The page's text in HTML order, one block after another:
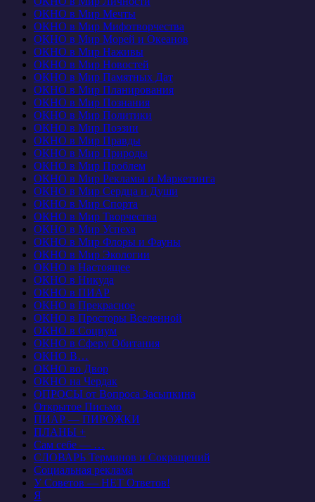
ОКНО в Мир Мечты
ОКНО в Мир Мифотворчества
ОКНО в Мир Морей и Океанов
ОКНО в Мир Наживы
ОКНО в Мир Новостей
ОКНО в Мир Памятных Дат
ОКНО в Мир Планирования
ОКНО в Мир Познания
ОКНО в Мир Политики
ОКНО в Мир Поэзии
ОКНО в Мир Правды
ОКНО в Мир Природы
ОКНО в Мир Проблем
ОКНО в Мир Рекламы и Маркетинга
ОКНО в Мир Сердца и Души
ОКНО в Мир Спорта
ОКНО в Мир Творчества
ОКНО в Мир Успеха
ОКНО в Мир Флоры и Фауны
ОКНО в Мир Экологии
ОКНО в Настоящее
ОКНО в Никуда
ОКНО в ПИАР
ОКНО в Прекрасное
ОКНО в Просторы Вселенной
ОКНО в Социум
ОКНО в Сферу Обитания
ОКНО В…
ОКНО во Двор
ОКНО на Чердак
ОПРОСЫ от Вопроса Засыпкина
Открытое Письмо
ПИАР — ПИРОЖКИ
ПЛАНЫ +
Сам себе — …
СЛОВАРЬ Терминов и Сокращений
Социальная реклама
У Советов — НЕТ Ответов!
Я